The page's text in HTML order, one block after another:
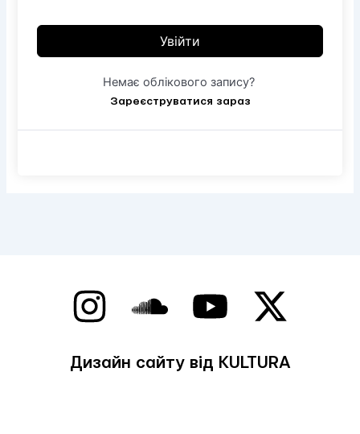
Увійти
Немає облікового запису?
Зареєструватися зараз
Дизайн сайту від KULTURA